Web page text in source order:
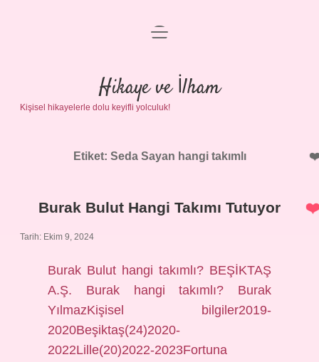
Anasayfa
Gizlilik Politikası
Yasal Uyarı
menüyü
Hikaye ve İlham
Kişisel hikayelerle dolu keyifli yolculuk!
Etiket: Seda Sayan hangi takımlı
Burak Bulut Hangi Takımı Tutuyor
Tarih: Ekim 9, 2024
Burak Bulut hangi takımlı? BEŞİKTAŞ
A.Ş. Burak hangi takımlı? Burak
YılmazKişisel bilgiler2019-
2020Beşiktaş(24)2020-
2022Lille(20)2022-2023Fortuna